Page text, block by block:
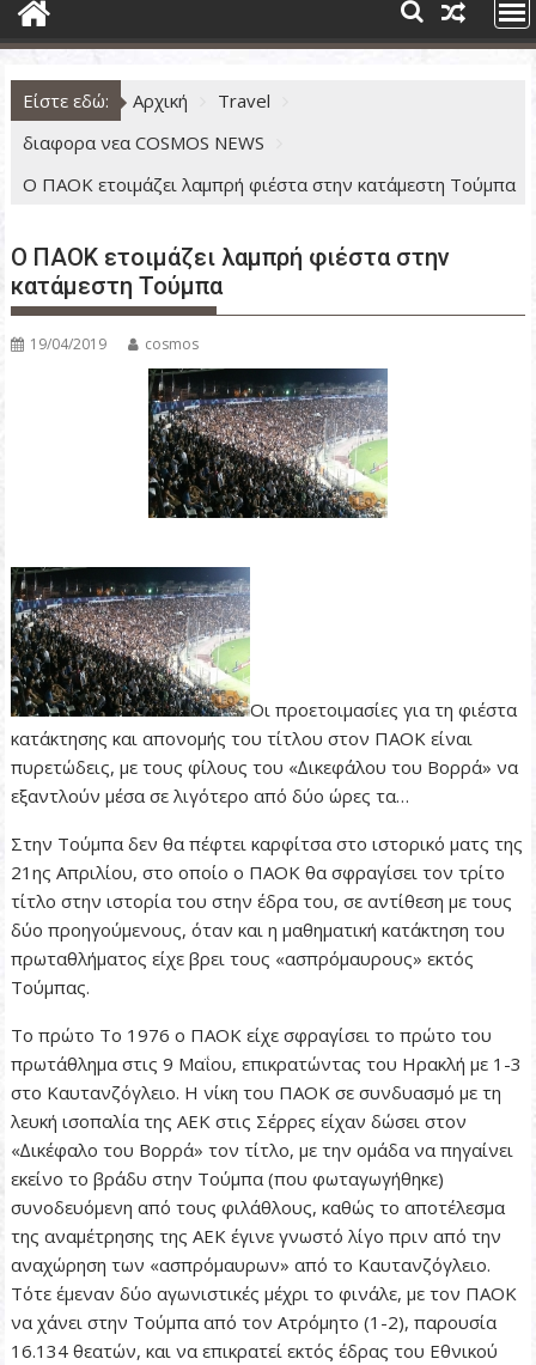
ο
Είστε εδώ: Αρχική
Travel
διαφορα νεα COSMOS NEWS
Ο ΠΑΟΚ ετοιμάζει λαμπρή φιέστα στην κατάµεστη Τούµπα
Ο ΠΑΟΚ ετοιμάζει λαμπρή φιέστα στην
κατάµεστη Τούµπα
19/04/2019 cosmos
Οι προετοιµασίες για τη φιέστα
κατάκτησης και απονοµής του τίτλου στον ΠΑΟΚ είναι
πυρετώδεις, µε τους φίλους του «∆ικεφάλου του Βορρά» να
εξαντλούν µέσα σε λιγότερο από δύο ώρες τα…
Στην Τούµπα δεν θα πέφτει καρφίτσα στο ιστορικό µατς της
21ης Απριλίου, στο οποίο ο ΠΑΟΚ θα σφραγίσει τον τρίτο
τίτλο στην ιστορία του στην έδρα του, σε αντίθεση µε τους
δύο προηγούµενους, όταν και η µαθηµατική κατάκτηση του
πρωταθλήµατος είχε βρει τους «ασπρόµαυρους» εκτός
Τούµπας.
Το πρώτο Το 1976 ο ΠΑΟΚ είχε σφραγίσει το πρώτο του
πρωτάθληµα στις 9 Μαΐου, επικρατώντας του Ηρακλή µε 1-3
στο Καυτανζόγλειο. Η νίκη του ΠΑΟΚ σε συνδυασµό µε τη
λευκή ισοπαλία της ΑΕΚ στις Σέρρες είχαν δώσει στον
«∆ικέφαλο του Βορρά» τον τίτλο, µε την οµάδα να πηγαίνει
εκείνο το βράδυ στην Τούµπα (που φωταγωγήθηκε)
συνοδευόµενη από τους φιλάθλους, καθώς το αποτέλεσµα
της αναµέτρησης της ΑΕΚ έγινε γνωστό λίγο πριν από την
αναχώρηση των «ασπρόµαυρων» από το Καυτανζόγλειο.
Τότε έµεναν δύο αγωνιστικές µέχρι το φινάλε, µε τον ΠΑΟΚ
να χάνει στην Τούµπα από τον Ατρόµητο (1-2), παρουσία
16.134 θεατών, και να επικρατεί εκτός έδρας του Εθνικού